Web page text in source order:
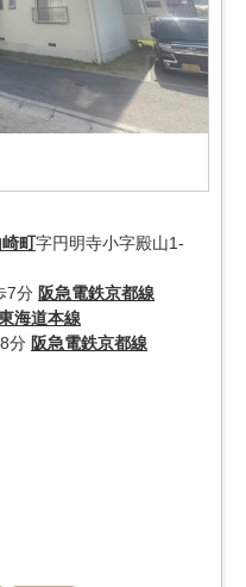
町字円明寺小字殿山1-
7分 阪急電鉄京都線
海道本線
分 阪急電鉄京都線